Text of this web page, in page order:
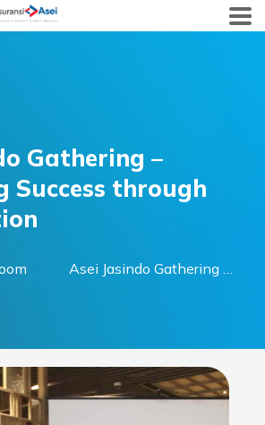
Gathering –
Success through
Asei Jasindo Gathering –